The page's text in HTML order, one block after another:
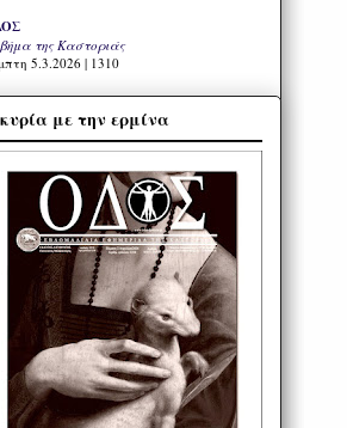
της Καστοριάς
5.3.2026 | 1310
με την ερμίνα